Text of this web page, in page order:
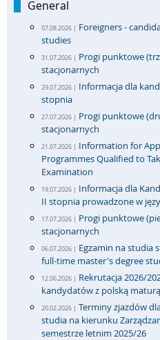
General
07.08.2026 | Foreigners -
studies
31.07.2026 | Progi punktowe
stacjonarnych
29.07.2026 | Informacja dla
stopnia
27.07.2026 | Progi punktowe
stacjonarnych
21.07.2026 | Information for
Programmes Qualified to
Examination
19.07.2026 | Informacja dla
II stopnia prowadzone w
17.07.2026 | Progi punktowe
stacjonarnych
06.07.2026 | Egzamin na studia
full-time master's degree
12.06.2026 | Rekrutacja 2026/
kandydatów z polską
20.02.2026 | Terminy zjazdów
studia na kierunku
semestrze letnim 2025/26